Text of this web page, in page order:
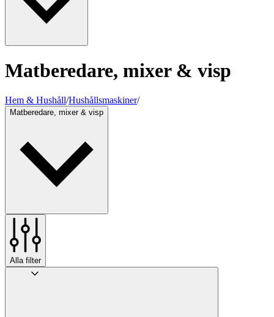
Matberedare, mixer & visp
Hem & Hushåll/Hushållsmaskiner/
Matberedare, mixer & visp
Alla filter